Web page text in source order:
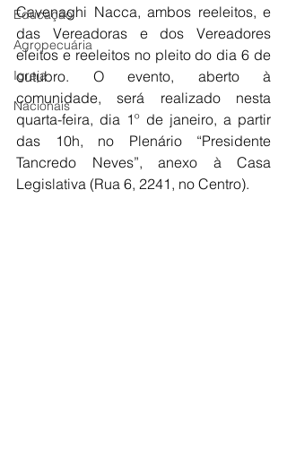
Educação
Agropecuária
Igreja
Nacionais
Cavenaghi Nacca, ambos reeleitos, e
das Vereadoras e dos Vereadores
eleitos e reeleitos no pleito do dia 6 de
outubro. O evento, aberto à
comunidade, será realizado nesta
quarta-feira, dia 1º de janeiro, a partir
das 10h, no Plenário “Presidente
Tancredo Neves”, anexo à Casa
Legislativa (Rua 6, 2241, no Centro).